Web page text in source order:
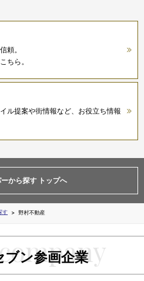
頼。
ちら。
ル提案や街情報など、お役立ち情報
から探す トップへ
す 野村不動産
ン参画企業